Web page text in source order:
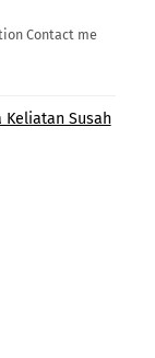
Contact me
Keliatan Susah